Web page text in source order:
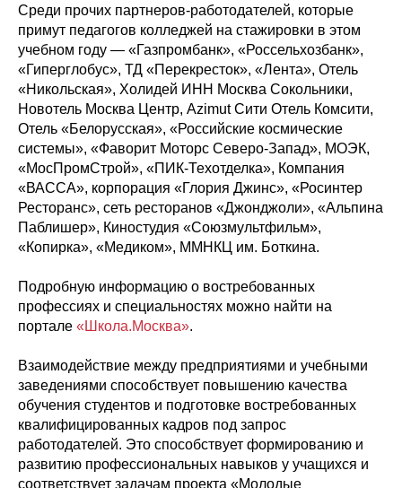
Среди прочих партнеров-работодателей, которые
примут педагогов колледжей на стажировки в этом
учебном году — «Газпромбанк», «Россельхозбанк»,
«Гиперглобус», ТД «Перекресток», «Лента», Отель
«Никольская», Холидей ИНН Москва Сокольники,
Новотель Москва Центр, Azimut Сити Отель Комсити,
Отель «Белорусская», «Российские космические
системы», «Фаворит Моторс Северо-Запад», МОЭК,
«МосПромСтрой», «ПИК-Техотделка», Компания
«ВАССА», корпорация «Глория Джинс», «Росинтер
Ресторанс», сеть ресторанов «Джонджоли», «Альпина
Паблишер», Киностудия «Союзмультфильм»,
«Копирка», «Медиком», ММНКЦ им. Боткина.
Подробную информацию о востребованных
профессиях и специальностях можно найти на
портале «Школа.Москва».
Взаимодействие между предприятиями и учебными
заведениями способствует повышению качества
обучения студентов и подготовке востребованных
квалифицированных кадров под запрос
работодателей. Это способствует формированию и
развитию профессиональных навыков у учащихся и
соответствует задачам проекта «Молодые